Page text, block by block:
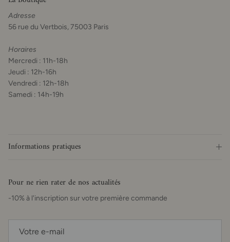
Adresse
56 rue du Vertbois, 75003 Paris
Horaires
Mercredi : 11h-18h
Jeudi : 12h-16h
Vendredi : 12h-18h
Samedi : 14h-19h
Informations pratiques
Pour ne rien rater de nos actualités
-10% à l'inscription sur votre première commande